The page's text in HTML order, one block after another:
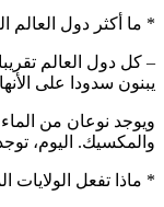
* ما أكثر دول العالم
– كل دول العالم
يبنون سدودا على
ويوجد نوعان من
والمكسيك. اليوم،
* ماذا تفعل الولايات